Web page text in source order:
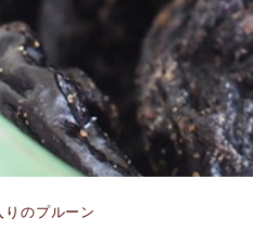
りのプルーン